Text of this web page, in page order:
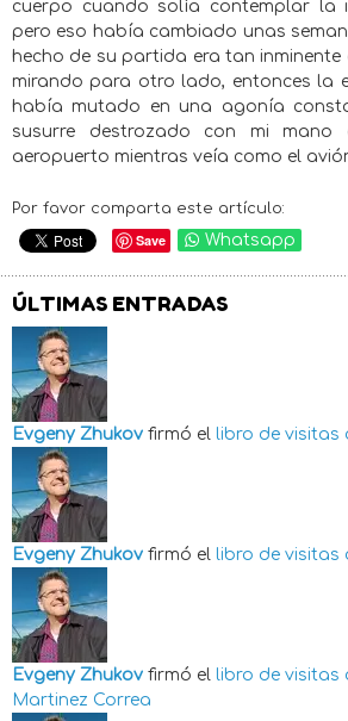
cuerpo cuando solía contemplar la
pero eso había cambiado unas
hecho de su partida era tan
mirando para otro lado, entonces la
había mutado en una agonía
susurre destrozado con mi
aeropuerto mientras veía como el
Por favor comparta este artículo:
Save Whatsapp
ÚLTIMAS ENTRADAS
Evgeny Zhukov firmó el libro de visitas
Evgeny Zhukov firmó el libro de visitas
Evgeny Zhukov firmó el libro de visitas
Martinez Correa